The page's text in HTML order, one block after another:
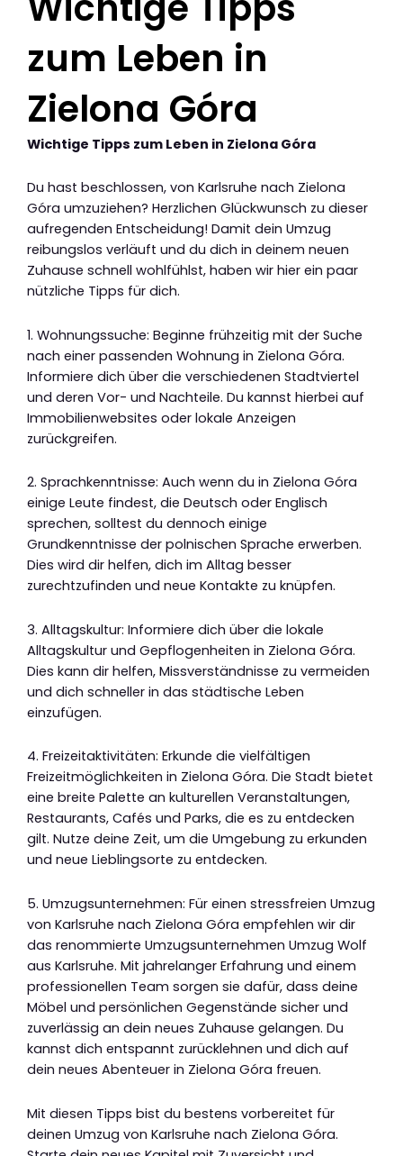
zum Leben in
Zielona Góra
Wichtige Tipps zum Leben in Zielona Góra
Du hast beschlossen, von Karlsruhe nach Zielona
Góra umzuziehen? Herzlichen Glückwunsch zu dieser
aufregenden Entscheidung! Damit dein Umzug
reibungslos verläuft und du dich in deinem neuen
Zuhause schnell wohlfühlst, haben wir hier ein paar
nützliche Tipps für dich.
1. Wohnungssuche: Beginne frühzeitig mit der Suche
nach einer passenden Wohnung in Zielona Góra.
Informiere dich über die verschiedenen Stadtviertel
und deren Vor- und Nachteile. Du kannst hierbei auf
Immobilienwebsites oder lokale Anzeigen
zurückgreifen.
2. Sprachkenntnisse: Auch wenn du in Zielona Góra
einige Leute findest, die Deutsch oder Englisch
sprechen, solltest du dennoch einige
Grundkenntnisse der polnischen Sprache erwerben.
Dies wird dir helfen, dich im Alltag besser
zurechtzufinden und neue Kontakte zu knüpfen.
3. Alltagskultur: Informiere dich über die lokale
Alltagskultur und Gepflogenheiten in Zielona Góra.
Dies kann dir helfen, Missverständnisse zu vermeiden
und dich schneller in das städtische Leben
einzufügen.
4. Freizeitaktivitäten: Erkunde die vielfältigen
Freizeitmöglichkeiten in Zielona Góra. Die Stadt bietet
eine breite Palette an kulturellen Veranstaltungen,
Restaurants, Cafés und Parks, die es zu entdecken
gilt. Nutze deine Zeit, um die Umgebung zu erkunden
und neue Lieblingsorte zu entdecken.
5. Umzugsunternehmen: Für einen stressfreien Umzug
von Karlsruhe nach Zielona Góra empfehlen wir dir
das renommierte Umzugsunternehmen Umzug Wolf
aus Karlsruhe. Mit jahrelanger Erfahrung und einem
professionellen Team sorgen sie dafür, dass deine
Möbel und persönlichen Gegenstände sicher und
zuverlässig an dein neues Zuhause gelangen. Du
kannst dich entspannt zurücklehnen und dich auf
dein neues Abenteuer in Zielona Góra freuen.
Mit diesen Tipps bist du bestens vorbereitet für
deinen Umzug von Karlsruhe nach Zielona Góra.